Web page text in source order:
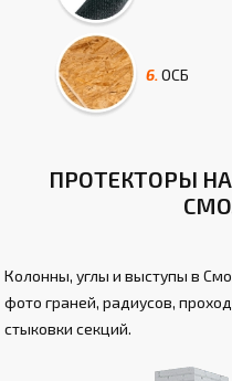
6. ОСБ
ПРОТЕКТОРЫ
Колонны, углы и выступы в
фото граней, радиусов,
стыковки секций.